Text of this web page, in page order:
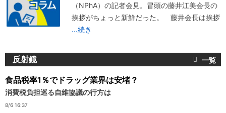
（NPhA）の記者会見。冒頭の藤井江美会長の
挨拶がちょっと新鮮だった。 藤井会長は挨拶
...続き
反射鏡
食品税率1％でドラッグ業界は安堵？
消費税負担巡る自維協議の行方は
8/6 16:37